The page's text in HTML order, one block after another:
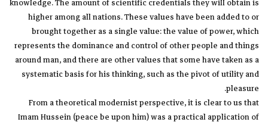
knowledge. The amount of scientific credentials they will obtain is
higher among all nations. These values have been added to or
brought together as a single value: the value of power, which
represents the dominance and control of other people and things
around man, and there are other values that some have taken as a
systematic basis for his thinking, such as the pivot of utility and
pleasure.
From a theoretical modernist perspective, it is clear to us that
Imam Hussein (peace be upon him) was a practical application of